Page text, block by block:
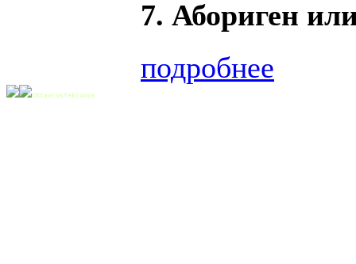
7. Абориген
подробнее
©StavrosTektonos